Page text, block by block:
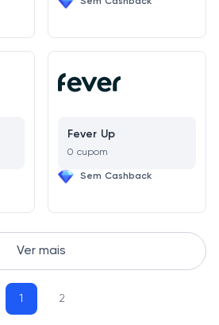
Fever Up
0 cupom
Sem Cashback
Ver mais
1 2